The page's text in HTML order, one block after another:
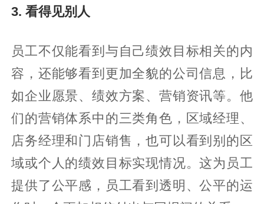
3. 看得见别人‍
员工不仅能看到与自己绩效目标相关的内
容，还能够看到更加全貌的公司信息，比
如企业愿景、绩效方案、营销资讯等。他
们的营销体系中的三类角色，区域经理、
店务经理和门店销售，也可以看到别的区
域或个人的绩效目标实现情况。这为员工
提供了公平感，员工看到透明、公平的运